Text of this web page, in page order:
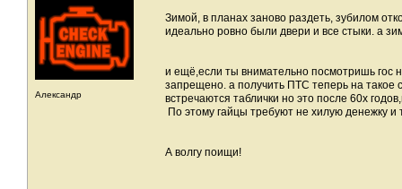
Александр
Зимой, в планах заново раздеть, зубилом
идеально ровно были двери и все стыки. а
и ещё,если ты внимательно посмотришь гос
запрещено. а получить ПТС теперь на такое
встречаются таблички но это после 60х
По этому гайцы требуют не хилую денежку и
А волгу поищи!